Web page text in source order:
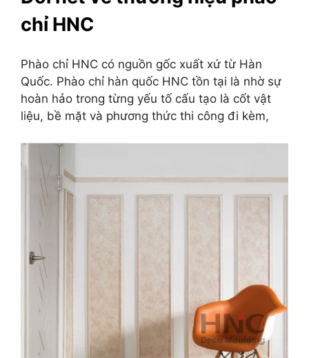
chỉ HNC
Phào chỉ HNC có nguồn gốc xuất xứ từ Hàn
Quốc. Phào chỉ hàn quốc HNC tồn tại là nhờ sự
hoàn hảo trong từng yếu tố cấu tạo là cốt vật
liệu, bề mặt và phương thức thi công đi kèm,